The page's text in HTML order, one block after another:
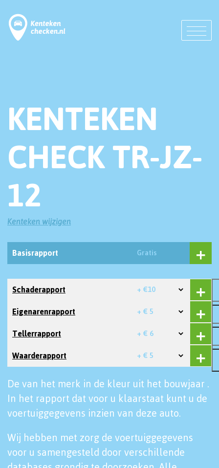
KENTEKEN
CHECK TR-JZ-
12
Kenteken wijzigen
Basisrapport Gratis
Schaderapport + €10
Eigenarenrapport + € 5
Tellerrapport + € 6
Waarderapport + € 5
De van het merk in de kleur uit het bouwjaar .
In het rapport dat voor u klaarstaat kunt u de
voertuiggegevens inzien van deze auto.
Wij hebben met zorg de voertuiggegevens
voor u samengesteld door verschillende